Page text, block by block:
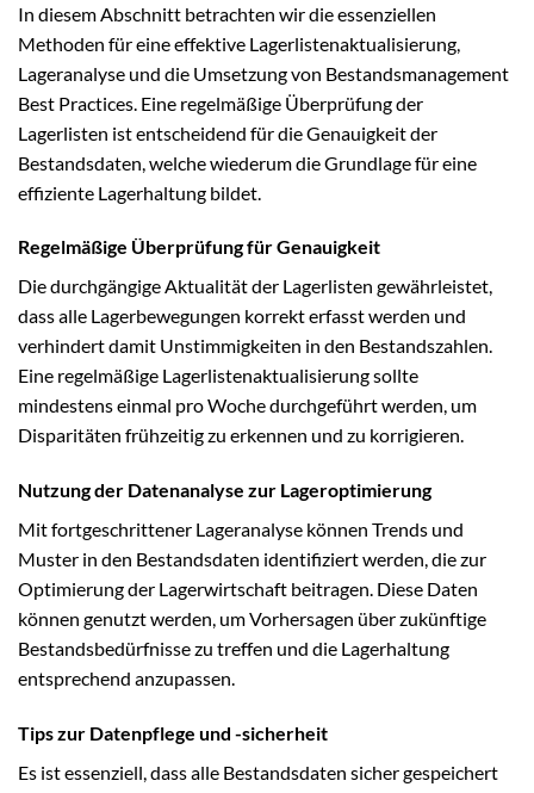
In diesem Abschnitt betrachten wir die essenziellen
Methoden für eine effektive Lagerlistenaktualisierung,
Lageranalyse und die Umsetzung von Bestandsmanagement
Best Practices. Eine regelmäßige Überprüfung der
Lagerlisten ist entscheidend für die Genauigkeit der
Bestandsdaten, welche wiederum die Grundlage für eine
effiziente Lagerhaltung bildet.
Regelmäßige Überprüfung für Genauigkeit
Die durchgängige Aktualität der Lagerlisten gewährleistet,
dass alle Lagerbewegungen korrekt erfasst werden und
verhindert damit Unstimmigkeiten in den Bestandszahlen.
Eine regelmäßige Lagerlistenaktualisierung sollte
mindestens einmal pro Woche durchgeführt werden, um
Disparitäten frühzeitig zu erkennen und zu korrigieren.
Nutzung der Datenanalyse zur Lageroptimierung
Mit fortgeschrittener Lageranalyse können Trends und
Muster in den Bestandsdaten identifiziert werden, die zur
Optimierung der Lagerwirtschaft beitragen. Diese Daten
können genutzt werden, um Vorhersagen über zukünftige
Bestandsbedürfnisse zu treffen und die Lagerhaltung
entsprechend anzupassen.
Tips zur Datenpflege und -sicherheit
Es ist essenziell, dass alle Bestandsdaten sicher gespeichert